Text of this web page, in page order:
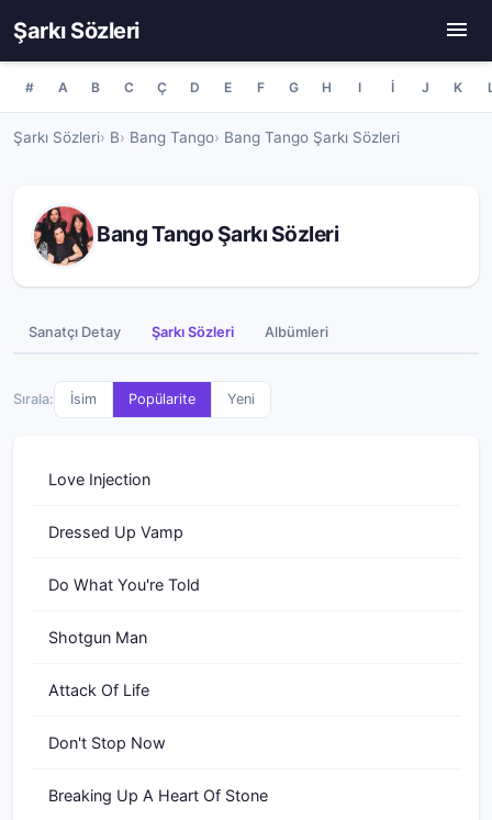
Şarkı Sözleri
# A B C Ç D E F G H I İ J K
Şarkı Sözleri B Bang Tango Bang Tango Şarkı Sözleri
Bang Tango Şarkı Sözleri
Sanatçı Detay Şarkı Sözleri Albümleri
Sırala: İsim Popülarite Yeni
Love Injection
Dressed Up Vamp
Do What You're Told
Shotgun Man
Attack Of Life
Don't Stop Now
Breaking Up A Heart Of Stone